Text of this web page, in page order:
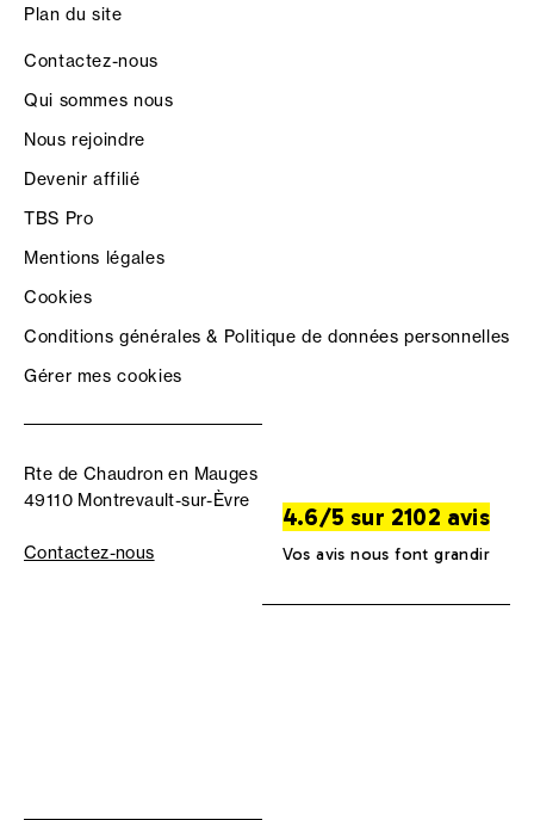
Plan du site
Contactez-nous
Qui sommes nous
Nous rejoindre
Devenir affilié
TBS Pro
Mentions légales
Cookies
Conditions générales & Politique de données personnelles
Gérer mes cookies
Rte de Chaudron en Mauges
49110 Montrevault-sur-Èvre
Contactez-nous
4.6/5 sur 2102 avis
Vos avis nous font grandir